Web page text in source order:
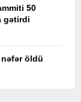
50
gətirdi
öldü